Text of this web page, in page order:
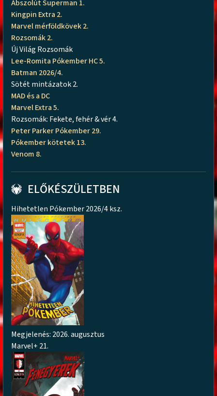
Abszolút Superman 1.
Kingpin Extra 2.
Marvel mérföldkövek 2.
Rozsomák 2.
Új Világ Rozsomák
Lee-Romita Pókember HC 5.
Batman 2026/4.
Sötét mintázatok 2.
MAD és a DC
Marvel Extra 5.
Rozsomák: Fekete, fehér & vér 4.
Peter Parker Pókember 29.
Pókember kötetek 13.
Venom 8.
ELŐKÉSZÜLETBEN
Hihetetlen Pókember 2026/4 ksz.
Megjelenés: 2026. augusztus
Marvel+ 21.